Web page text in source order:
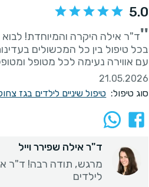
5.0
''ד"ר אילה היקרה והמיוחדת!
בכל טיפול בין כל המכשולים
עם אווירה נעימה לכל מטופל
21.05.2026
סוג טיפול: טיפול שיניים לילדים בגז
ד"ר אילה שפירר וייל
מרגש, תודה רבה! ד"ר
לילדים